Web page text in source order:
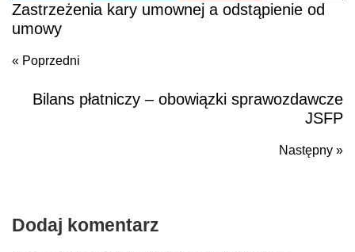
Zastrzeżenia kary umownej a odstąpienie od
umowy
« Poprzedni
Poprzedni
Bilans płatniczy – obowiązki sprawozdawcze
JSFP
Następny »
Dodaj komentarz